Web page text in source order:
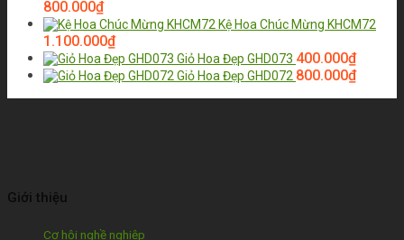
800.000₫
Kệ Hoa Chúc Mừng KHCM72
1.100.000₫
Giỏ Hoa Đẹp GHD073 400.000₫
Giỏ Hoa Đẹp GHD072 800.000₫
Giới thiệu
Cơ hội nghề nghiệp